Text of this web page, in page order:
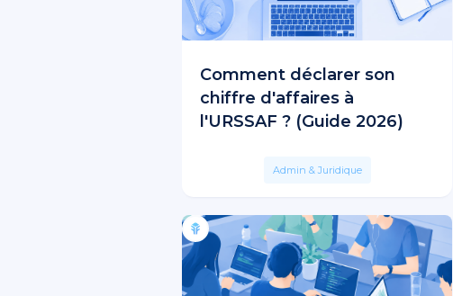
Comment déclarer son
chiffre d'affaires à
l'URSSAF ? (Guide 2026)
Admin & Juridique